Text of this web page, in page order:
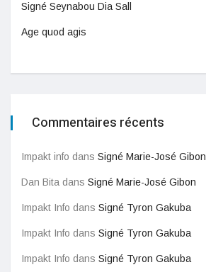
Signé Seynabou Dia Sall
Age quod agis
Commentaires récents
Impakt info dans Signé Marie-José Gibon
Dan Bita dans Signé Marie-José Gibon
Impakt Info dans Signé Tyron Gakuba
Impakt Info dans Signé Tyron Gakuba
Impakt Info dans Signé Tyron Gakuba